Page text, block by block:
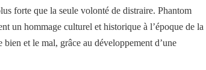
forte que la seule volonté de distraire. Phantom
un hommage culturel et historique à l’époque de la
et le mal, grâce au développement d’une